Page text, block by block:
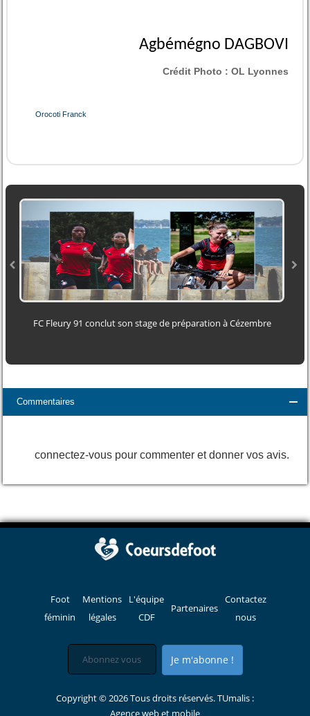
Agbémégno DAGBOVI
Crédit Photo : OL Lyonnes
Orocoti Franck
FC Fleury 91 conclut son stage de préparation à Cézembre
Commentaires
connectez-vous pour commenter et donner vos avis.
Foot
féminin
Mentions
légales
L'équipe
CDF
Partenaires
Contactez
nous
Je m'abonne !
Copyright © 2026 Tous droits réservés. TUmalis :
Agence web et mobile